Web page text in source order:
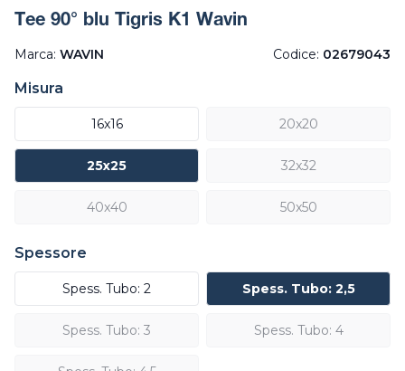
Tee 90° blu Tigris K1 Wavin
Marca: WAVIN Codice: 02679043
Misura
16x16 20x20
25x25 32x32
40x40 50x50
Spessore
Spess. Tubo: 2 Spess. Tubo: 2,5
Spess. Tubo: 3 Spess. Tubo: 4